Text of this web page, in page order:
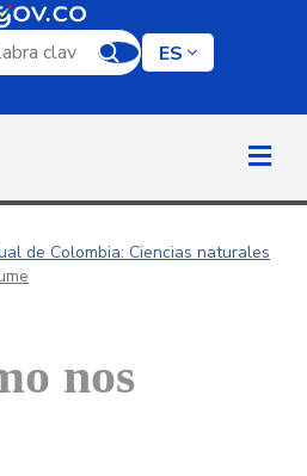
por palabra clave
ES
de Colombia: Ciencias naturales
nos